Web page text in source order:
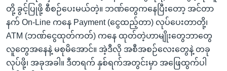
တို့ ခွင့်ပြုဖို့ စီစဉ်ပေးမယ်တဲ့။ ဘဏ်တွေကနေပြီးတော့ အင်တာ
နက် On-Line ကနေ Payment (ငွေထည့်တာ) လုပ်ပေးတာတို့၊
ATM (ဘဏ်ငွေထုတ်ကတ်) ကနေ ထုတ်တဲ့ဟာမျိုးတွေဘာတွေ
လူတွေအနေနဲ့ မစုမိအောင်။ အဲ့ဒီလို အစီအစဉ်လေးတွေနဲ့ တခု
လုပ်ဖို့၊ အခုအခါ။ ဒီတရက် နှစ်ရက်အတွင်းမှာ အဖြေထွက်ပါ